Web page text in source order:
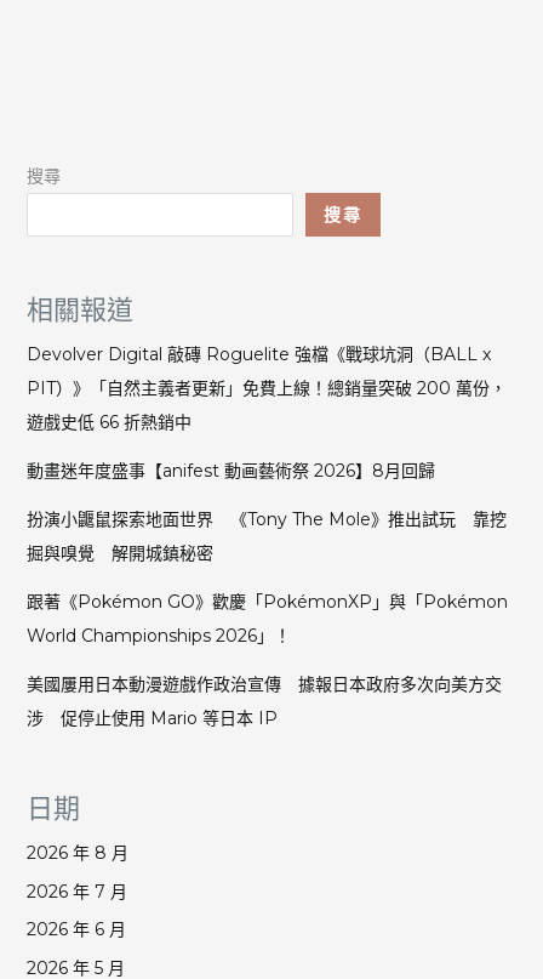
搜尋
搜尋
相關報道
Devolver Digital 敲磚 Roguelite 強檔《戰球坑洞（BALL x
PIT）》「自然主義者更新」免費上線！總銷量突破 200 萬份，
遊戲史低 66 折熱銷中
動畫迷年度盛事【anifest 動画藝術祭 2026】8月回歸
扮演小鼴鼠探索地面世界 《Tony The Mole》推出試玩 靠挖
掘與嗅覺 解開城鎮秘密
跟著《Pokémon GO》歡慶「PokémonXP」與「Pokémon
World Championships 2026」！
美國屢用日本動漫遊戲作政治宣傳 據報日本政府多次向美方交
涉 促停止使用 Mario 等日本 IP
日期
2026 年 8 月
2026 年 7 月
2026 年 6 月
2026 年 5 月